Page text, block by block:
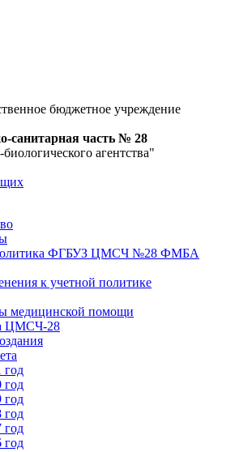
бюджетное учреждение
санитарная часть № 28
агентства"
ФГБУЗ ЦМСЧ №28 ФМБА
к учетной политике
медицинской помощи
ЦМСЧ-28
год
год
год
год
год
год